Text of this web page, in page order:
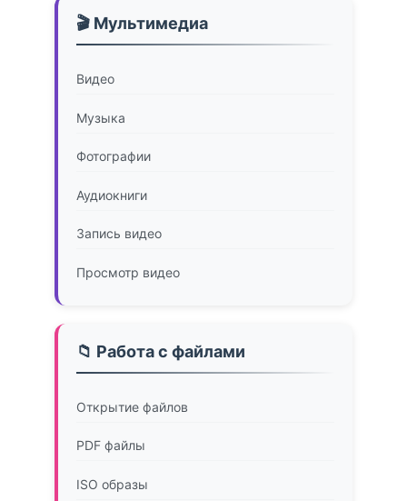
🎬 Мультимедиа
Видео
Музыка
Фотографии
Аудиокниги
Запись видео
Просмотр видео
📁 Работа с файлами
Открытие файлов
PDF файлы
ISO образы